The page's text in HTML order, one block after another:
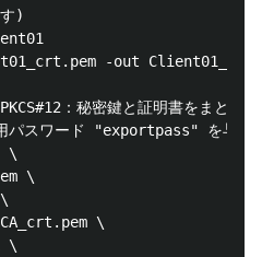
)
-out
：秘密鍵と証明書をまとめ
パスワード "exportpass" を与え
\
\
\
\